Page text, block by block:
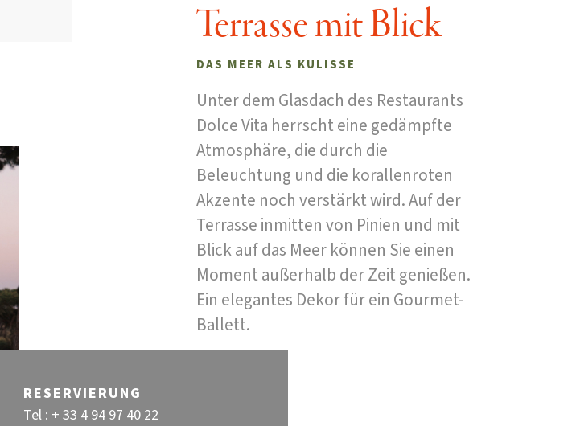
Terrasse mit Blick
DAS MEER ALS KULISSE
Unter dem Glasdach des Restaurants
Dolce Vita herrscht eine gedämpfte
Atmosphäre, die durch die
Beleuchtung und die korallenroten
Akzente noch verstärkt wird. Auf der
Terrasse inmitten von Pinien und mit
Blick auf das Meer können Sie einen
Moment außerhalb der Zeit genießen.
Ein elegantes Dekor für ein Gourmet-
Ballett.
RESERVIERUNG
Tel : + 33 4 94 97 40 22